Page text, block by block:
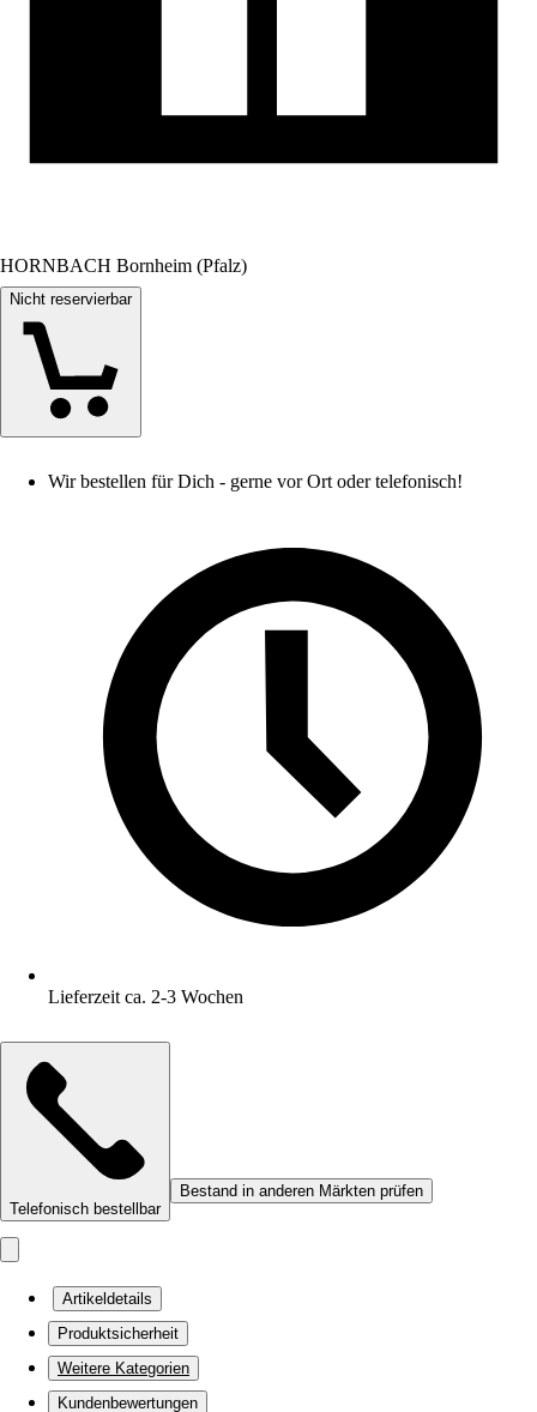
HORNBACH Bornheim (Pfalz)
Nicht reservierbar
Wir bestellen für Dich - gerne vor Ort oder telefonisch!
Lieferzeit ca. 2-3 Wochen
Telefonisch bestellbar
Bestand in anderen Märkten prüfen
Artikeldetails
Produktsicherheit
Weitere Kategorien
Kundenbewertungen